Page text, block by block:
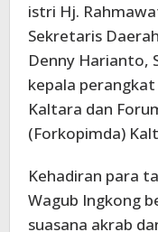
istri Hj.
Sekretaris
Denny Harianto,
kepala
Kaltara dan
(Forkopimda)
Kehadiran para
Wagub Ingkong
suasana akrab